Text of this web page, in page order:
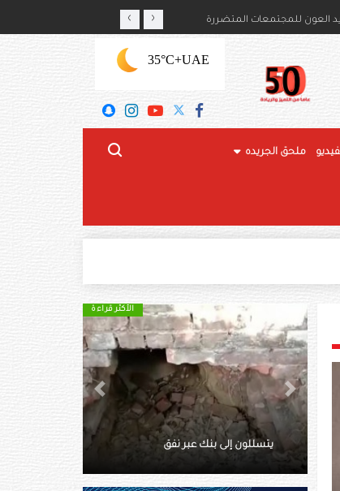
أولوية استراتيجية ‹ ›
UAE
+35°C
ملحق الجريده
الأكثر قراءة الأكثر قراءة
ماتت وسط الثلوج.. توثق آخر
لحظاتها بفيديو
Previous
Next